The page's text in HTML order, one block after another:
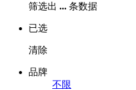
筛选出 ... 条数据
已选
清除
品牌
不限